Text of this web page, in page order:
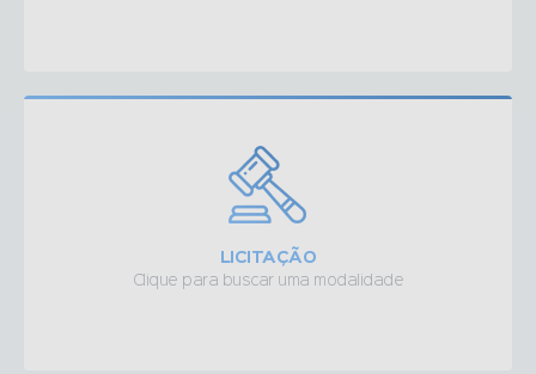
LICITAÇÃO
Clique para buscar uma modalidade